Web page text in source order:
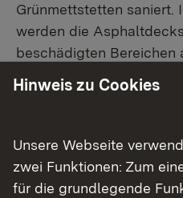
Grünmettstetten saniert.
werden die
beschädigten Bereichen
Maßnahme ist in zwei
jeweiligen
Gesamtmaßnahme kann
8. August 2023
Hinweis zu Cookies
Unsere Webseite
zwei Funktionen: Zum
für die grundlegende